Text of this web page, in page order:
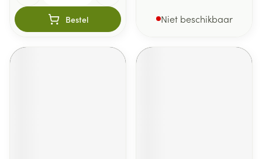
Bestel Niet beschikbaar